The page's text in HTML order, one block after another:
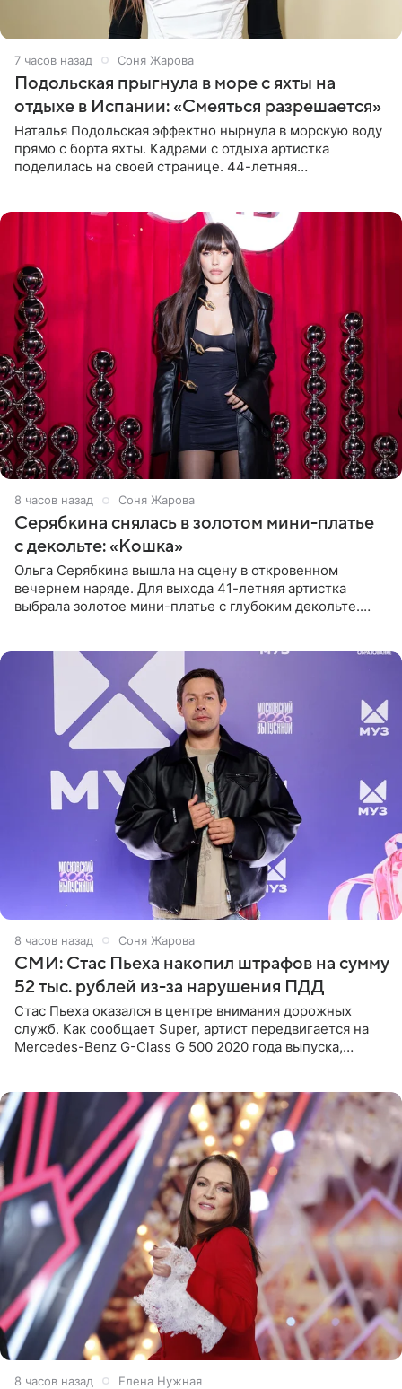
7 часов назад Соня Жарова
Подольская прыгнула в море с яхты на
отдыхе в Испании: «Смеяться разрешается»
Наталья Подольская эффектно нырнула в морскую воду
прямо с борта яхты. Кадрами с отдыха артистка
поделилась на своей странице. 44-летняя
8 часов назад Соня Жарова
Серябкина снялась в золотом мини-платье
с декольте: «Кошка»
Ольга Серябкина вышла на сцену в откровенном
вечернем наряде. Для выхода 41-летняя артистка
выбрала золотое мини-платье с глубоким декольте.
8 часов назад Соня Жарова
СМИ: Стас Пьеха накопил штрафов на сумму
52 тыс. рублей из-за нарушения ПДД
Стас Пьеха оказался в центре внимания дорожных
служб. Как сообщает Super, артист передвигается на
Mercedes-Benz G-Class G 500 2020 года выпуска,
8 часов назад Елена Нужная